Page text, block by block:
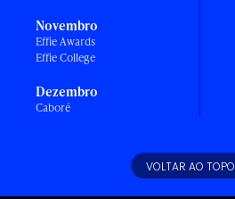
Novembro
Effie Awards
Effie College
Dezembro
Caboré
VOLTAR AO TOPO